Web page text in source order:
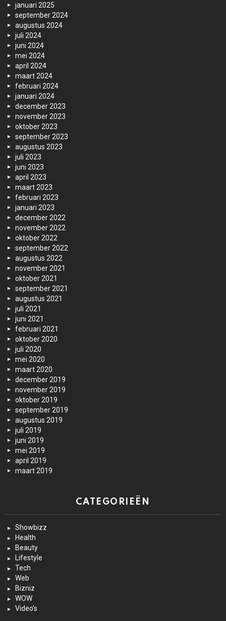
januari 2025
september 2024
augustus 2024
juli 2024
juni 2024
mei 2024
april 2024
maart 2024
februari 2024
januari 2024
december 2023
november 2023
oktober 2023
september 2023
augustus 2023
juli 2023
juni 2023
april 2023
maart 2023
februari 2023
januari 2023
december 2022
november 2022
oktober 2022
september 2022
augustus 2022
november 2021
oktober 2021
september 2021
augustus 2021
juli 2021
juni 2021
februari 2021
oktober 2020
juli 2020
mei 2020
maart 2020
december 2019
november 2019
oktober 2019
september 2019
augustus 2019
juli 2019
juni 2019
mei 2019
april 2019
maart 2019
CATEGORIEËN
Showbizz
Health
Beauty
Lifestyle
Tech
Web
Bizniz
WOW
Video’s